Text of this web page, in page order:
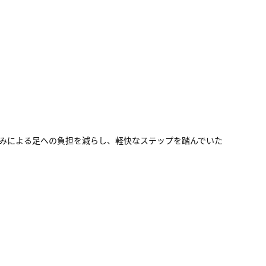
よる足への負担を減らし、軽快なステップを踏んでいた